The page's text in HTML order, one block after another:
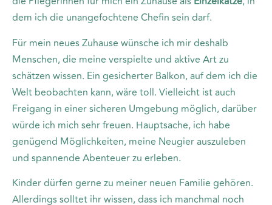
dem ich die unangefochtene Chefin sein darf.
Für mein neues Zuhause wünsche ich mir deshalb
Menschen, die meine verspielte und aktive Art zu
schätzen wissen. Ein gesicherter Balkon, auf dem ich die
Welt beobachten kann, wäre toll. Vielleicht ist auch
Freigang in einer sicheren Umgebung möglich, darüber
würde ich mich sehr freuen. Hauptsache, ich habe
genügend Möglichkeiten, meine Neugier auszuleben
und spannende Abenteuer zu erleben.
Kinder dürfen gerne zu meiner neuen Familie gehören.
Allerdings solltet ihr wissen, dass ich manchmal noch